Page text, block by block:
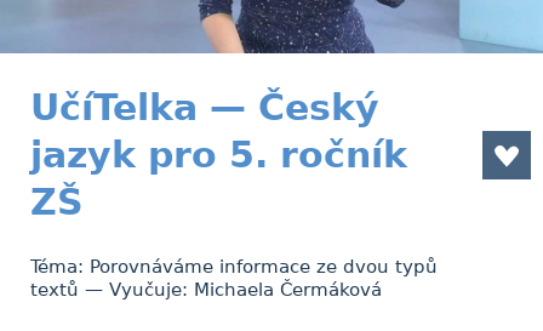
UčíTelka — Český
jazyk pro 5. ročník
ZŠ
Téma: Porovnáváme informace ze dvou typů
textů — Vyučuje: Michaela Čermáková